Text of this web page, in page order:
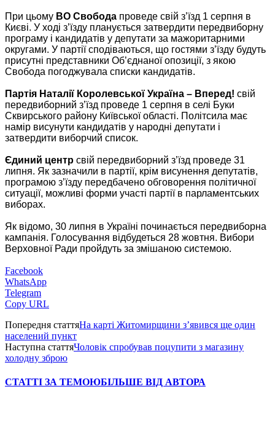
При цьому ВО Свобода проведе свій з’їзд 1 серпня в
Києві. У ході з’їзду планується затвердити передвиборну
програму і кандидатів у депутати за мажоритарними
округами. У партії сподіваються, що гостями з’їзду будуть
присутні представники Об’єднаної опозиції, з якою
Свобода погоджувала списки кандидатів.
Партія Наталії Королевської Україна – Вперед! свій
передвиборний з’їзд проведе 1 серпня в селі Буки
Сквирського району Київської області. Політсила має
намір висунути кандидатів у народні депутати і
затвердити виборчий список.
Єдиний центр свій передвиборний з’їзд проведе 31
липня. Як зазначили в партії, крім висунення депутатів,
програмою з’їзду передбачено обговорення політичної
ситуації, можливі форми участі партії в парламентських
виборах.
Як відомо, 30 липня в Україні починається передвиборна
кампанія. Голосування відбудеться 28 жовтня. Вибори
Верховної Ради пройдуть за змішаною системою.
Facebook
WhatsApp
Telegram
Copy URL
Попередня статтяНа карті Житомирщини з’явився ще один
населений пункт
Наступна статтяЧоловік спробував поцупити з магазину
холодну зброю
СТАТТІ ЗА ТЕМОЮБІЛЬШЕ ВІД АВТОРА